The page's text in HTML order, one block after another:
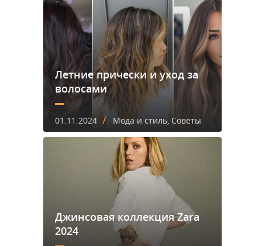
Летние прически и уход за
волосами
01.11.2024 / Мода и стиль, Советы
Джинсовая коллекция Zara
2024